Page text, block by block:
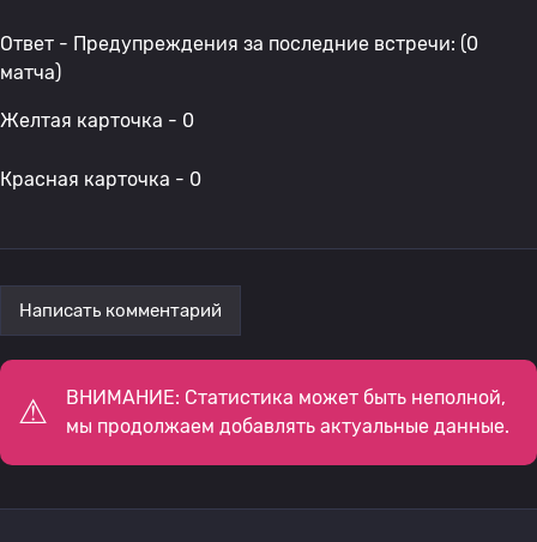
Ответ - Предупреждения за последние встречи: (0
матча)
Желтая карточка - 0
Красная карточка - 0
Написать комментарий
ВНИМАНИЕ: Статистика может быть неполной,
мы продолжаем добавлять актуальные данные.